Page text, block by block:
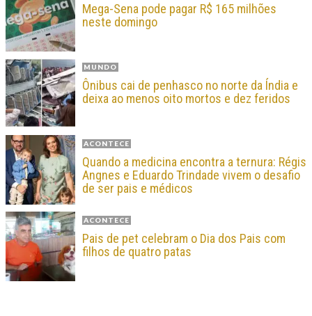
Mega-Sena pode pagar R$ 165 milhões
neste domingo
MUNDO
Ônibus cai de penhasco no norte da Índia e
deixa ao menos oito mortos e dez feridos
ACONTECE
Quando a medicina encontra a ternura: Régis
Angnes e Eduardo Trindade vivem o desafio
de ser pais e médicos
ACONTECE
Pais de pet celebram o Dia dos Pais com
filhos de quatro patas